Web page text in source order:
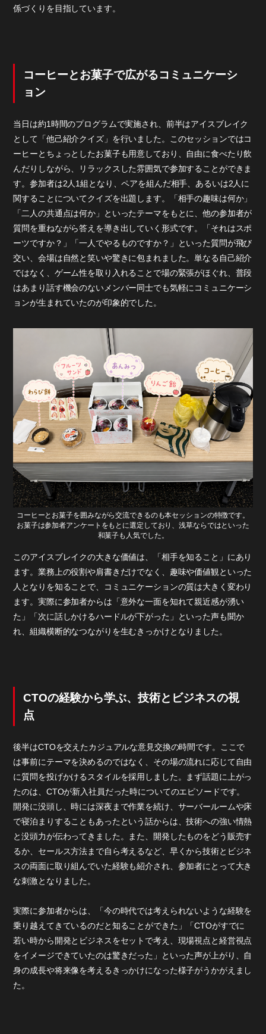
係づくりを目指しています。
コーヒーとお菓子で広がるコミュニケーシ
ョン
当日は約1時間のプログラムで実施され、前半はアイスブレイク
として「他己紹介クイズ」を行いました。このセッションではコ
ーヒーとちょっとしたお菓子も用意しており、自由に食べたり飲
んだりしながら、リラックスした雰囲気で参加することができま
す。参加者は2人1組となり、ペアを組んだ相手、あるいは2人に
関することについてクイズを出題します。「相手の趣味は何か」
「二人の共通点は何か」といったテーマをもとに、他の参加者が
質問を重ねながら答えを導き出していく形式です。「それはスポ
ーツですか？」「一人でやるものですか？」といった質問が飛び
交い、会場は自然と笑いや驚きに包まれました。単なる自己紹介
ではなく、ゲーム性を取り入れることで場の緊張がほぐれ、普段
はあまり話す機会のないメンバー同士でも気軽にコミュニケーシ
ョンが生まれていたのが印象的でした。
コーヒーとお菓子を囲みながら交流できるのも本セッションの特徴です。
お菓子は参加者アンケートをもとに選定しており、浅草ならではといった
和菓子も人気でした。
このアイスブレイクの大きな価値は、「相手を知ること」にあり
ます。業務上の役割や肩書きだけでなく、趣味や価値観といった
人となりを知ることで、コミュニケーションの質は大きく変わり
ます。実際に参加者からは「意外な一面を知れて親近感が湧い
た」「次に話しかけるハードルが下がった」といった声も聞か
れ、組織横断的なつながりを生むきっかけとなりました。
CTOの経験から学ぶ、技術とビジネスの視
点
後半はCTOを交えたカジュアルな意見交換の時間です。ここで
は事前にテーマを決めるのではなく、その場の流れに応じて自由
に質問を投げかけるスタイルを採用しました。まず話題に上がっ
たのは、CTOが新入社員だった時についてのエピソードです。
開発に没頭し、時には深夜まで作業を続け、サーバールームや床
で寝泊まりすることもあったという話からは、技術への強い情熱
と没頭力が伝わってきました。また、開発したものをどう販売す
るか、セールス方法まで自ら考えるなど、早くから技術とビジネ
スの両面に取り組んでいた経験も紹介され、参加者にとって大き
な刺激となりました。
実際に参加者からは、「今の時代では考えられないような経験を
乗り越えてきているのだと知ることができた」「CTOがすでに
若い時から開発とビジネスをセットで考え、現場視点と経営視点
をイメージできていたのは驚きだった」といった声が上がり、自
身の成長や将来像を考えるきっかけになった様子がうかがえまし
た。